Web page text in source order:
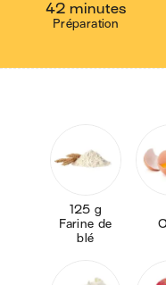
42 minutes
Préparation
125 g
Farine de
blé